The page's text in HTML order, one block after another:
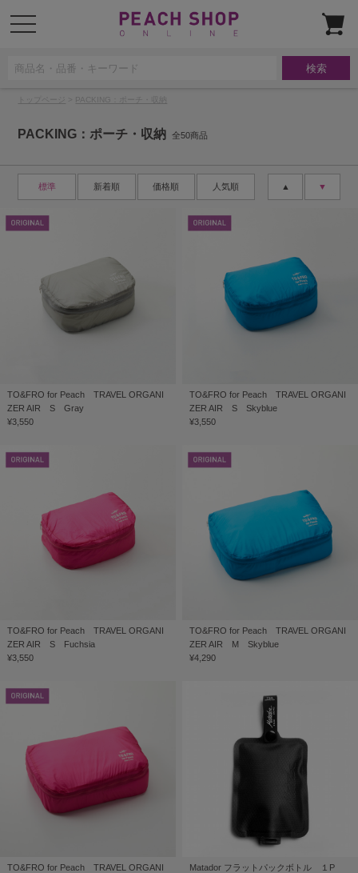
t
o
o
PACKING：ポーチ・収納
PACKING：ポーチ・収納 全50商品
標準 新着順 価格順 人気順 ▼
▲
TO&FRO for Peach TRAVEL ORGANI
ZER AIR S Gray
¥3,550
TO&FRO for Peach TRAVEL ORGANI
ZER AIR S Skyblue
¥3,550
TO&FRO for Peach TRAVEL ORGANI
ZER AIR S Fuchsia
¥3,550
TO&FRO for Peach TRAVEL ORGANI
ZER AIR M Skyblue
¥4,290
TO&FRO for Peach TRAVEL ORGANI
Matador フラットパックボトル １P